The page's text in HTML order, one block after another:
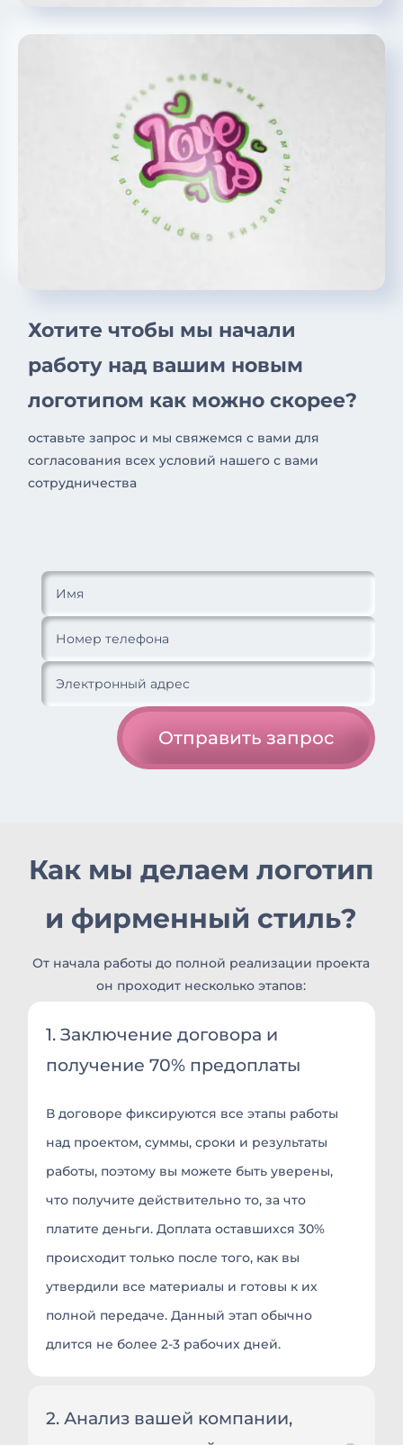
Хотите чтобы мы начали
работу над вашим новым
логотипом как можно скорее?
оставьте запрос и мы свяжемся с вами для
согласования всех условий нашего с вами
сотрудничества
Отправить запрос
Как мы делаем логотип
и фирменный стиль?
От начала работы до полной реализации проекта
он проходит несколько этапов:
1. Заключение договора и
получение 70% предоплаты
В договоре фиксируются все этапы работы
над проектом, суммы, сроки и результаты
работы, поэтому вы можете быть уверены,
что получите действительно то, за что
платите деньги. Доплата оставшихся 30%
происходит только после того, как вы
утвердили все материалы и готовы к их
полной передаче. Данный этап обычно
длится не более 2-3 рабочих дней.
2. Анализ вашей компании,